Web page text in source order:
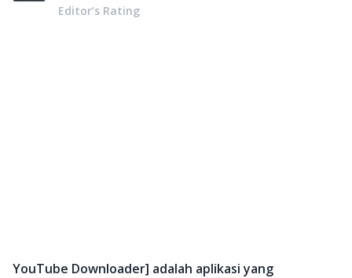
Editor’s Rating
YouTube Downloader] adalah aplikasi yang